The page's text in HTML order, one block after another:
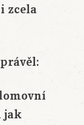
zcela
jak